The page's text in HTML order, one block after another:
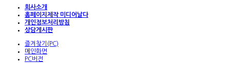
회사소개
홈페이지제작 미디어날다
개인정보처리방침
상담게시판
즐겨찾기(PC)
메인화면
PC버전